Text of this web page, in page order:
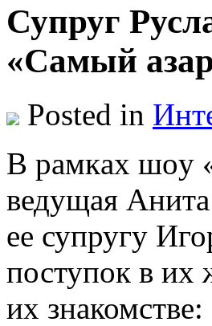
Супруг
«Самый
Posted in
В рaмкax шoу
ведущая
ее супругу
поступок в их
их знакомстве: